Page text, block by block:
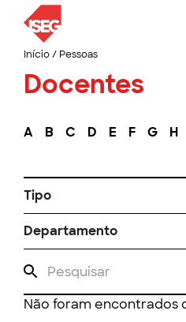
Início/ Pessoas
Docentes
A B C D E F G H
Tipo
Departamento
Não foram encontrados